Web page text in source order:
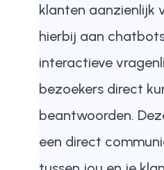
klanten aanzienlijk
hierbij aan
interactieve
bezoekers direct
beantwoorden.
een direct